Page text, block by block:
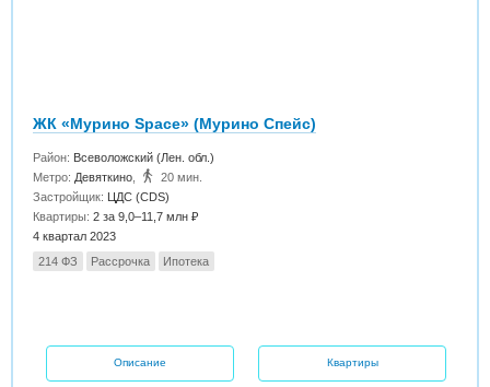
ЖК «Мурино Space» (Мурино Спейс)
Район: Всеволожский (Лен. обл.)
Метро: Девяткино
20 мин.
Застройщик:
ЦДС (CDS)
Квартиры:2 за 9,0–11,7 млн ₽
4 квартал 2023
214 ФЗ
Рассрочка Ипотека
Описание Квартиры